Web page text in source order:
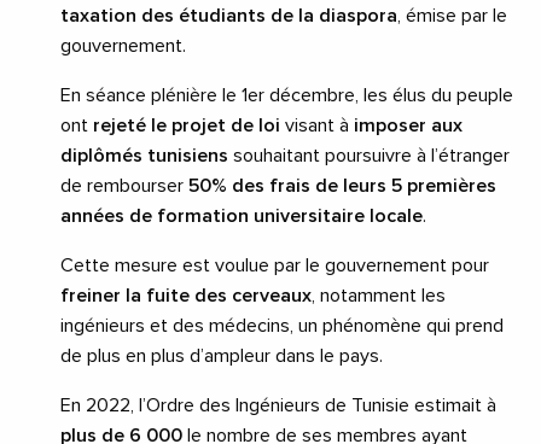
taxation des étudiants de la diaspora , émise par le
gouvernement.
En séance plénière le 1er décembre, les élus du peuple
ont rejeté le projet de loi visant à imposer aux
diplômés tunisiens souhaitant poursuivre à l’étranger
de rembourser 50% des frais de leurs 5 premières
années de formation universitaire locale.
Cette mesure est voulue par le gouvernement pour
freiner la fuite des cerveaux , notamment les
ingénieurs et des médecins, un phénomène qui prend
de plus en plus d’ampleur dans le pays.
En 2022, l’Ordre des Ingénieurs de Tunisie estimait à
plus de 6 000 le nombre de ses membres ayant